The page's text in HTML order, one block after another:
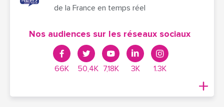
de la France en temps réel
Nos audiences sur les réseaux sociaux
66K 50,4K 7,18K 3K 1.3K